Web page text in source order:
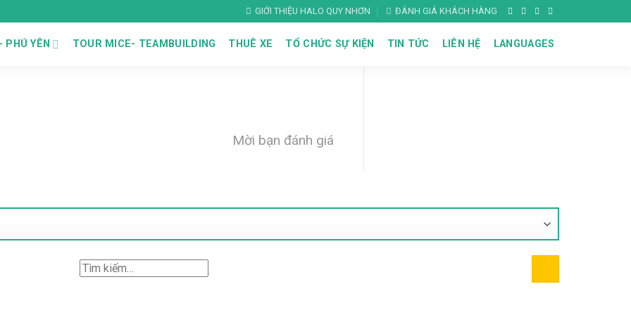
GIỚI THIỆU HALO QUY NHƠN ĐÁNH GIÁ KHÁCH HÀNG
PHÚ YÊN TOUR MICE- TEAMBUILDING THUÊ XE TỔ CHỨC SỰ KIỆN TIN TỨC LIÊN HỆ LANGUAGES
Mời bạn đánh giá